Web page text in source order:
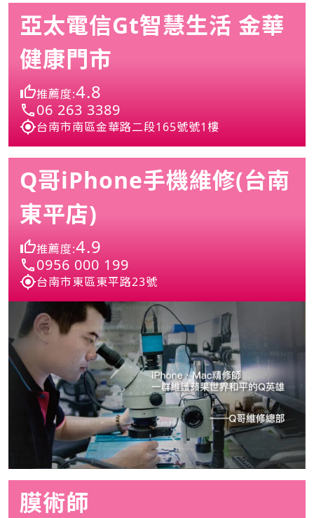
亞太電信Gt智慧生活 金華
健康門市
推薦度:4.8
06 263 3389
台南市南區金華路二段165號號1樓
Q哥iPhone手機維修(台南
東平店)
推薦度:4.9
0956 000 199
台南市東區東平路23號
膜術師